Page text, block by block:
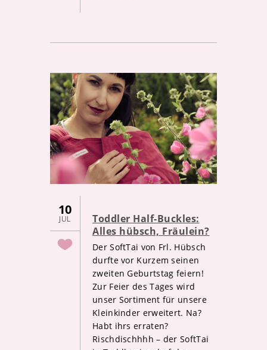
10
JUL
Toddler Half-Buckles:
Alles hübsch, Fräulein?
Der SoftTai von Frl. Hübsch
durfte vor Kurzem seinen
zweiten Geburtstag feiern!
Zur Feier des Tages wird
unser Sortiment für unsere
Kleinkinder erweitert. Na?
Habt ihrs erraten?
Rischdischhhh – der SoftTai